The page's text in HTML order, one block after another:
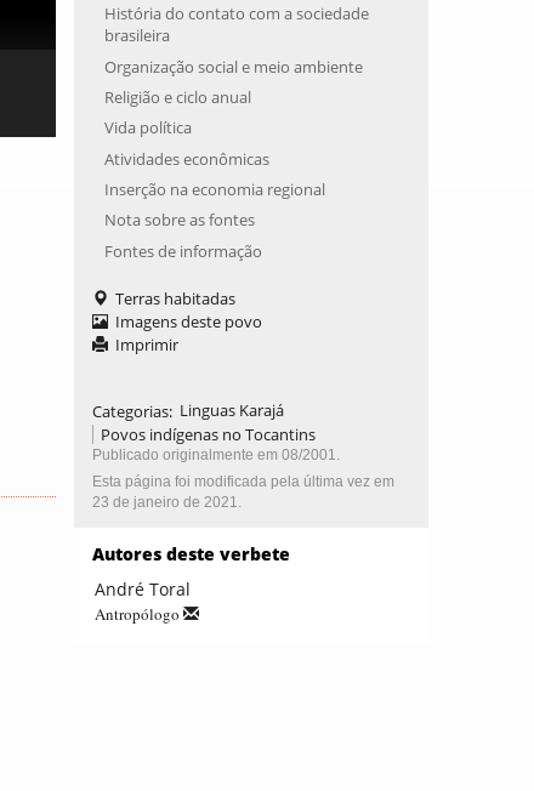
História do contato com a sociedade
brasileira
Organização social e meio ambiente
Religião e ciclo anual
Vida política
Atividades econômicas
Inserção na economia regional
Nota sobre as fontes
Fontes de informação
Terras habitadas
Imagens deste povo
Imprimir
Categorias: Linguas Karajá
Povos indígenas no Tocantins
Publicado originalmente em 08/2001.
Esta página foi modificada pela última vez em
23 de janeiro de 2021.
Autores deste verbete
André Toral
Antropólogo